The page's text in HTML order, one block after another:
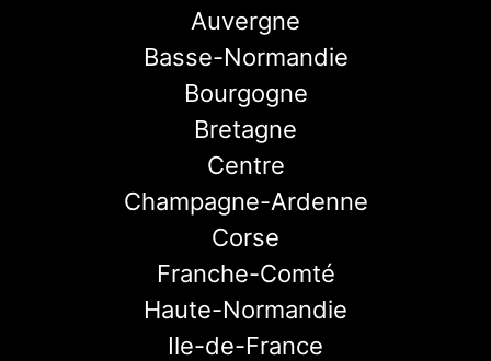
Auvergne
Basse-Normandie
Bourgogne
Bretagne
Centre
Champagne-Ardenne
Corse
Franche-Comté
Haute-Normandie
Ile-de-France